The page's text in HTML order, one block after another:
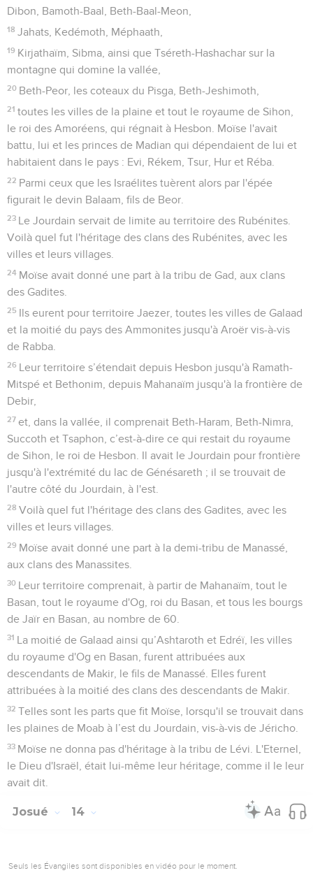
Dibon, Bamoth-Baal, Beth-Baal-Meon,
18 Jahats, Kedémoth, Méphaath,
19 Kirjathaïm, Sibma, ainsi que Tséreth-Hashachar sur la
montagne qui domine la vallée,
20 Beth-Peor, les coteaux du Pisga, Beth-Jeshimoth,
21 toutes les villes de la plaine et tout le royaume de Sihon,
le roi des Amoréens, qui régnait à Hesbon. Moïse l'avait
battu, lui et les princes de Madian qui dépendaient de lui et
habitaient dans le pays : Evi, Rékem, Tsur, Hur et Réba.
22 Parmi ceux que les Israélites tuèrent alors par l'épée
figurait le devin Balaam, fils de Beor.
23 Le Jourdain servait de limite au territoire des Rubénites.
Voilà quel fut l'héritage des clans des Rubénites, avec les
villes et leurs villages.
24 Moïse avait donné une part à la tribu de Gad, aux clans
des Gadites.
25 Ils eurent pour territoire Jaezer, toutes les villes de Galaad
et la moitié du pays des Ammonites jusqu'à Aroër vis-à-vis
de Rabba.
26 Leur territoire s’étendait depuis Hesbon jusqu'à Ramath-
Mitspé et Bethonim, depuis Mahanaïm jusqu'à la frontière de
Debir,
27 et, dans la vallée, il comprenait Beth-Haram, Beth-Nimra,
Succoth et Tsaphon, c’est-à-dire ce qui restait du royaume
de Sihon, le roi de Hesbon. Il avait le Jourdain pour frontière
jusqu'à l'extrémité du lac de Génésareth ; il se trouvait de
l'autre côté du Jourdain, à l'est.
28 Voilà quel fut l'héritage des clans des Gadites, avec les
villes et leurs villages.
29 Moïse avait donné une part à la demi-tribu de Manassé,
aux clans des Manassites.
30 Leur territoire comprenait, à partir de Mahanaïm, tout le
Basan, tout le royaume d'Og, roi du Basan, et tous les bourgs
de Jaïr en Basan, au nombre de 60.
31 La moitié de Galaad ainsi qu’Ashtaroth et Edréï, les villes
du royaume d'Og en Basan, furent attribuées aux
descendants de Makir, le fils de Manassé. Elles furent
attribuées à la moitié des clans des descendants de Makir.
32 Telles sont les parts que fit Moïse, lorsqu'il se trouvait dans
les plaines de Moab à l’est du Jourdain, vis-à-vis de Jéricho.
33 Moïse ne donna pas d'héritage à la tribu de Lévi. L'Eternel,
le Dieu d'Israël, était lui-même leur héritage, comme il le leur
avait dit.
Josué 14
Seuls les Évangiles sont disponibles en vidéo pour le moment.